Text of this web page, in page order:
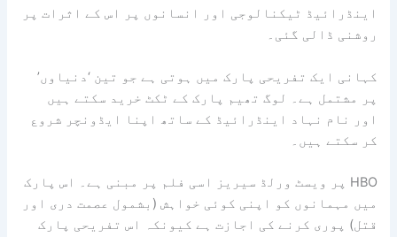
اینڈرائیڈ ٹیکنالوجی اور انسانوں پر اس کے اثرات پر
روشنی ڈالی گئی۔
کہانی ایک تفریحی پارک میں ہوتی ہے جو تین ‘دنیاوں’
پر مشتمل ہے۔ لوگ تھیم پارک کے ٹکٹ خرید سکتے ہیں
اور نام نہاد اینڈرائیڈ کے ساتھ اپنا ایڈونچر شروع
کر سکتے ہیں۔
HBO پر ویسٹ ورلڈ سیریز اسی فلم پر مبنی ہے۔ اس پارک
میں مہمانوں کو اپنی کوئی خواہش (بشمول عصمت دری اور
قتل) پوری کرنے کی اجازت ہے کیونکہ اس تفریحی پارک